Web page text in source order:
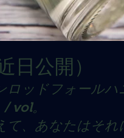
日公開）
ロッドフォールハ
vol。
て、あなたはそれ